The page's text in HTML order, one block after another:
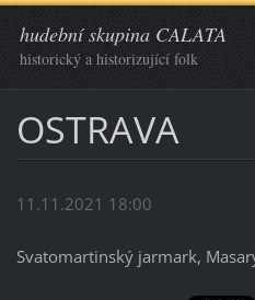
hudební skupina CALATA
historický a historizující folk
OSTRAVA
11.11.2021 18:00
Svatomartinský jarmark,